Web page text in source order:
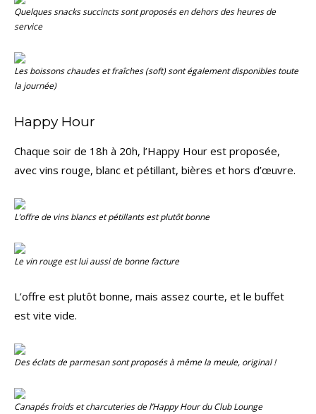
Quelques snacks succincts sont proposés en dehors des heures de
service
Les boissons chaudes et fraîches (soft) sont également disponibles toute
la journée)
Happy Hour
Chaque soir de 18h à 20h, l’Happy Hour est proposée,
avec vins rouge, blanc et pétillant, bières et hors d’œuvre.
L’offre de vins blancs et pétillants est plutôt bonne
Le vin rouge est lui aussi de bonne facture
L’offre est plutôt bonne, mais assez courte, et le buffet
est vite vide.
Des éclats de parmesan sont proposés à même la meule, original !
Canapés froids et charcuteries de l’Happy Hourdu Club Lounge